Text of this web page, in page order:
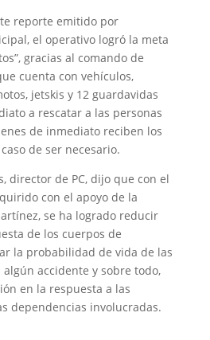
reporte emitido por
el operativo logró la meta
gracias al comando de
cuenta con vehículos,
jetskis y 12 guardavidas
a rescatar a las personas
de inmediato reciben los
de ser necesario.
director de PC, dijo que con el
con el apoyo de la
se ha logrado reducir
de los cuerpos de
la probabilidad de vida de las
accidente y sobre todo,
en la respuesta a las
dependencias involucradas.